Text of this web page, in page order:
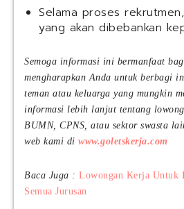
Selama proses
yang akan dibebankan
Semoga informasi ini bermanfaat
mengharapkan Anda untuk berbagi
teman atau keluarga yang mungkin
informasi lebih lanjut tentang
BUMN, CPNS, atau sektor swasta
web kami di www.goletskerja.com
Baca Juga : Lowongan Kerja Untuk
Semua Jurusan